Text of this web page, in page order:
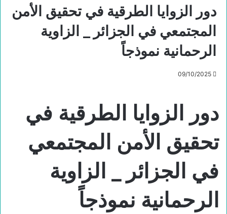
دور الزوايا الطرقية في تحقيق الأمن
المجتمعي في الجزائر _ الزاوية
الرحمانية نموذجاً
09/10/2025
دور الزوايا الطرقية في
تحقيق الأمن المجتمعي
في الجزائر _ الزاوية
الرحمانية نموذجاً